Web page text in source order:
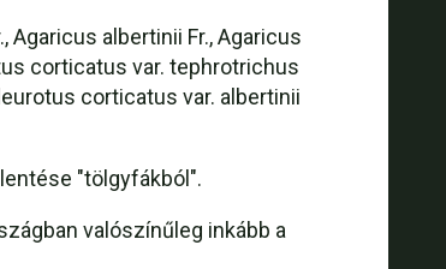
albertinii Fr., Agaricus
corticatus var. tephrotrichus
corticatus var. albertinii
"tölgyfákból".
valószínűleg inkább a